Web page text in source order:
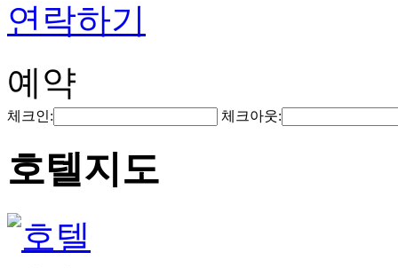
연락하기
예약
체크인: 체크아웃:
호텔지도